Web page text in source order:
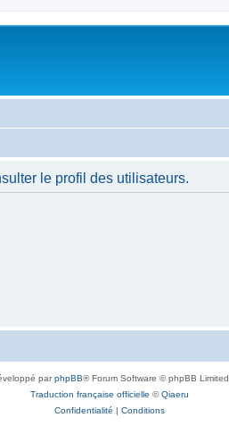
le profil des utilisateurs.
parphpBB® Forum Software © phpBB Limited
Traduction française officielle ©Qiaeru
Confidentialité | Conditions